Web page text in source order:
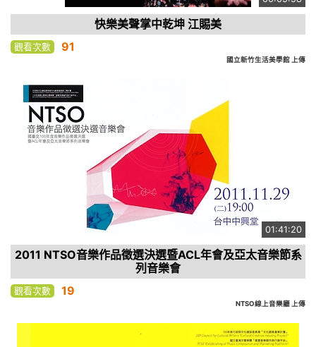
快樂美聲掌中乾坤 江賜美
觀看次數 91
國立新竹生活美學館 上傳
01:41:20
2011 NTSO音樂作品徵選決選暨ACL年會及亞太音樂節系
列音樂會
觀看次數 19
NTSO線上音樂廳 上傳